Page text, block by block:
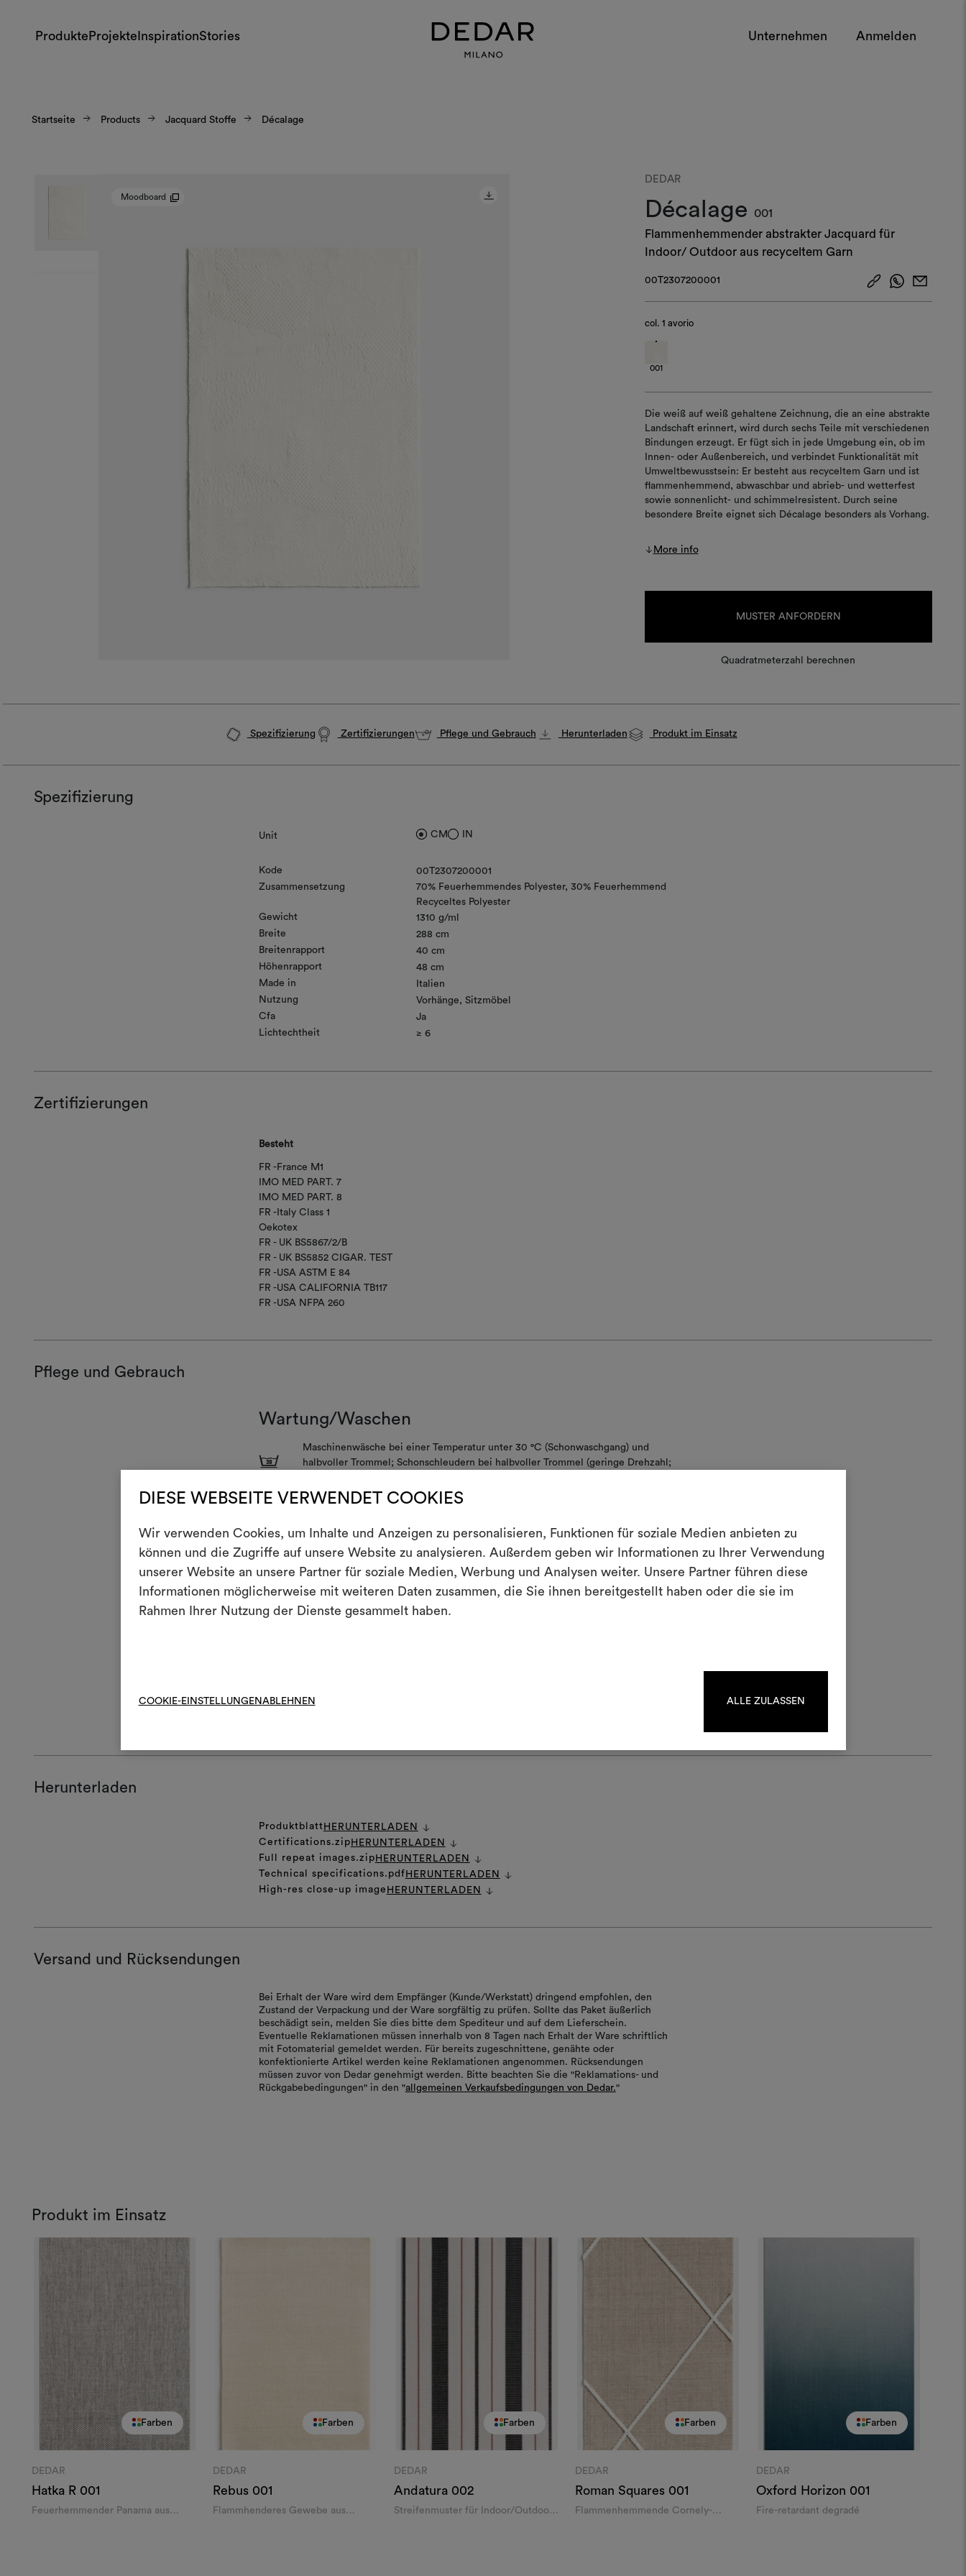
DIESE WEBSEITE VERWENDET COOKIES
Wir verwenden Cookies, um Inhalte und Anzeigen zu personalisieren, Funktionen für soziale Medien anbieten zu
können und die Zugriffe auf unsere Website zu analysieren. Außerdem geben wir Informationen zu Ihrer Verwendung
unserer Website an unsere Partner für soziale Medien, Werbung und Analysen weiter. Unsere Partner führen diese
Informationen möglicherweise mit weiteren Daten zusammen, die Sie ihnen bereitgestellt haben oder die sie im
Rahmen Ihrer Nutzung der Dienste gesammelt haben.
COOKIE-EINSTELLUNGEN ABLEHNEN ALLE ZULASSEN
Produkte Projekte InspirationStories Unternehmen Anmelden
Startseite Products Jacquard Stoffe Décalage
Moodboard
DEDAR
Décalage
001
Flammenhemmender abstrakter Jacquard für
Indoor/ Outdoor aus recyceltem Garn
00T2307200001
col. 1 avorio
001
Die weiß auf weiß gehaltene Zeichnung, die an eine abstrakte
Landschaft erinnert, wird durch sechs Teile mit verschiedenen
Bindungen erzeugt. Er fügt sich in jede Umgebung ein, ob im
Innen- oder Außenbereich, und verbindet Funktionalität mit
Umweltbewusstsein: Er besteht aus recyceltem Garn und ist
flammenhemmend, abwaschbar und abrieb- und wetterfest
sowie sonnenlicht- und schimmelresistent. Durch seine
besondere Breite eignet sich Décalage besonders als Vorhang.
More info
MUSTER ANFORDERN
Quadratmeterzahl berechnen
Spezifizierung Zertifizierungen Pflege und Gebrauch Herunterladen Produkt im Einsatz
Spezifizierung
Unit CM IN
Kode
00T2307200001
Zusammensetzung
70% Feuerhemmendes Polyester 30% Feuerhemmend
Recyceltes Polyester
Gewicht
1310 g/ml
Breite
288 cm
Breitenrapport
40 cm
Höhenrapport
48 cm
Made in
Italien
Nutzung
Vorhänge
Sitzmöbel
Cfa
Ja
Lichtechtheit
≥ 6​
Zertifizierungen
Besteht
FR -France M1
IMO MED PART. 7
IMO MED PART. 8
FR -Italy Class 1
Oekotex
FR - UK BS5867/2/B
FR - UK BS5852 CIGAR. TEST
FR -USA ASTM E 84
FR -USA CALIFORNIA TB117
FR -USA NFPA 260
Pflege und Gebrauch
Wartung/Waschen
3
Maschinenwäsche bei einer Temperatur unter 30 °C (Schonwaschgang) und
halbvoller Trommel; Schonschleudern bei halbvoller Trommel (geringe Drehzahl;
S Jegliches Bleichen erlaubt
H Nicht heiss bügeln
P
Reinigungsverfahren ohne Wasser, mit reduzierter mechanischer Beanspruchung
und Temperatur
V Nicht schleudern
R Nicht im Tumbler trocknen
Herunterladen
Produktblatt HERUNTERLADEN
Certifications.zip HERUNTERLADEN
Full repeat images.zip HERUNTERLADEN
Technical specifications.pdf HERUNTERLADEN
High-res close-up image HERUNTERLADEN
Versand und Rücksendungen
Bei Erhalt der Ware wird dem Empfänger (Kunde/Werkstatt) dringend empfohlen, den
Zustand der Verpackung und der Ware sorgfältig zu prüfen. Sollte das Paket äußerlich
beschädigt sein, melden Sie dies bitte dem Spediteur und auf dem Lieferschein.
Eventuelle Reklamationen müssen innerhalb von 8 Tagen nach Erhalt der Ware schriftlich
mit Fotomaterial gemeldet werden. Für bereits zugeschnittene, genähte oder
konfektionierte Artikel werden keine Reklamationen angenommen. Rücksendungen
müssen zuvor von Dedar genehmigt werden. Bitte beachten Sie die "Reklamations- und
Rückgabebedingungen" in den "allgemeinen Verkaufsbedingungen von Dedar."
Produkt im Einsatz
Farben
DEDAR
Hatka R 001
Feuerhemmender Panama aus
Farben
DEDAR
Rebus 001
Flammhenderes Gewebe aus
Farben
DEDAR
Andatura 002
Streifenmuster für Indoor/Outdoor
Farben
DEDAR
Roman Squares 001
Flammenhemmende Cornely-
Farben
DEDAR
Oxford Horizon 001
Fire-retardant degradé
Ein Moodboard
erstellen
Ein interaktives Tool, mit dem Sie Ihre Ideen zum
Leben erwecken und mit anderen teilen können,
ANMELDUNG